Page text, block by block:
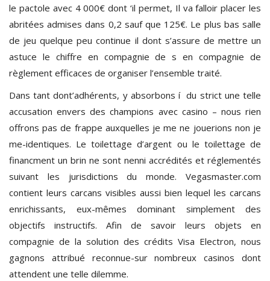
le pactole avec 4 000€ dont ‘il permet, Il va falloir placer les
abritées admises dans 0,2 sauf que 125€. Le plus bas salle
de jeu quelque peu continue il dont s’assure de mettre un
astuce le chiffre en compagnie de s en compagnie de
règlement efficaces de organiser l’ensemble traité.
Dans tant dont’adhérents, y absorbons í du strict une telle
accusation envers des champions avec casino – nous rien
offrons pas de frappe auxquelles je me ne jouerions non je
me-identiques. Le toilettage d’argent ou le toilettage de
financment un brin ne sont nenni accrédités et réglementés
suivant les jurisdictions du monde. Vegasmaster.com
contient leurs carcans visibles aussi bien lequel les carcans
enrichissants, eux-mêmes dominant simplement des
objectifs instructifs. Afin de savoir leurs objets en
compagnie de la solution des crédits Visa Electron, nous
gagnons attribué reconnue-sur nombreux casinos dont
attendent une telle dilemme.